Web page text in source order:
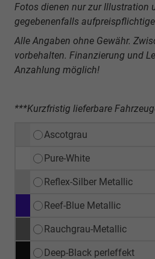
Fotos dienen nur zur Illustration
gegebenenfalls
Alle Angaben ohne Gewähr.
vorbehalten. Finanzierung und
Anzahlung möglich!
***Kurzfristig lieferbare
Ascotgrau
Pure-White
Reflex-Silber Metallic
Reef-Blue Metallic
Rauchgrau-Metallic
Deep-Black perleffekt